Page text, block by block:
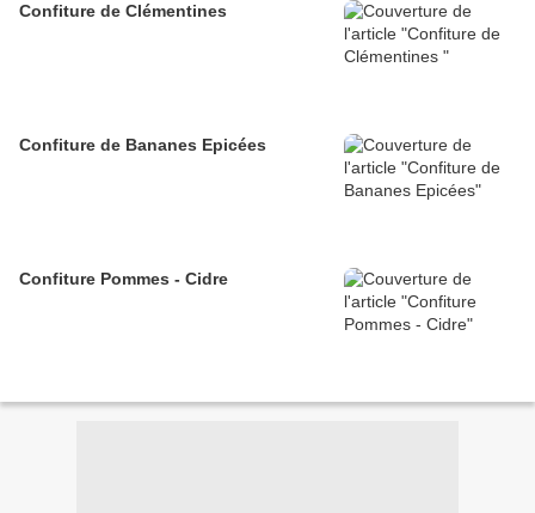
Confiture de Clémentines
Confiture de Bananes Epicées
Confiture Pommes - Cidre